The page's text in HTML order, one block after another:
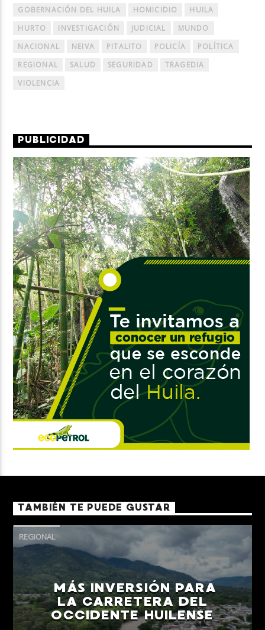
GOBERNACIÓN DEL HUILA HOMICIDIO
HUILA
HURTO
INVESTIGACIÓN JUDICIAL
MUNDO
NACIONAL
NEIVA PITALITO POLICÍA
POLÍTICA
REGIONAL
SALUD SEGURIDAD
TRAGEDIA
VIOLENCIA
PUBLICIDAD
TAMBIÉN TE PUEDE GUSTAR
REGIONAL
MÁS INVERSIÓN PARA
LA CARRETERA DEL
OCCIDENTE HUILENSE